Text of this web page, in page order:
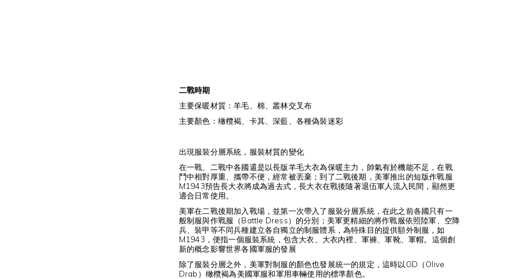
二戰時期
主要保暖材質：羊毛、棉、叢林交叉布
主要顏色：橄欖褐、卡其、深藍、各種偽裝迷彩
出現服裝分層系統，服裝材質的變化
在一戰、二戰中各國還是以長版羊毛大衣為保暖主力，帥氣有於機能不足，在戰
鬥中相對厚重、攜帶不便，經常被丟棄；到了二戰後期，美軍推出的短版作戰服
M1943預告長大衣將成為過去式，長大衣在戰後隨著退伍軍人流入民間，顯然更
適合日常使用。
美軍在二戰後期加入戰場，並第一次帶入了服裝分層系統，在此之前各國只有一
般制服與作戰服（Battle Dress）的分別；美軍更精細的將作戰服依照陸軍、空降
兵、裝甲等不同兵種建立各自獨立的制服體系，為特殊目的提供額外制服，如
M1943，便指一個服裝系統，包含大衣、大衣內裡、軍褲、軍靴、軍帽。這個創
新的概念影響世界各國軍服的發展
除了服裝分層之外，美軍對制服的顏色也發展統一的規定，這時以OD（Olive
Drab）橄欖褐為美國軍服和軍用車輛使用的標準顏色。